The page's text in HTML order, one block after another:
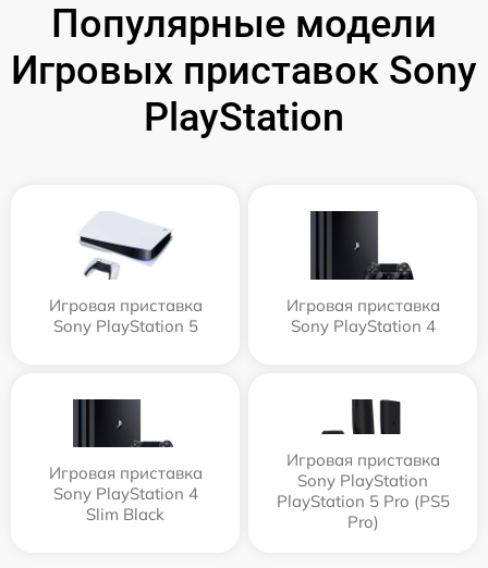
Популярные модели
Игровых приставок Sony
PlayStation
Игровая приставка
Sony PlayStation 5
Игровая приставка
Sony PlayStation 4
Игровая приставка
Sony PlayStation 4
Slim Black
Игровая приставка
Sony PlayStation
PlayStation 5 Pro (PS5
Pro)